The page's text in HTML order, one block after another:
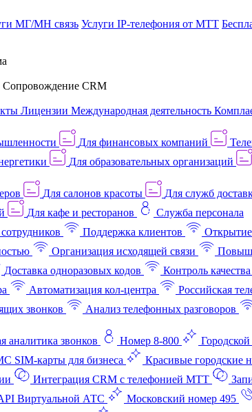
МГ/МН связь Услуги IP-телефония от МТТ
Сопровождение CRM
Лицензии Международная деятельность
Для финансовых компаний
Для образовательных организаций
Для салонов красоты Для служб
Для кафе и ресторанов
Служба персонала
Поддержка клиентов
Организация исходящей связи
Доставка одноразовых кодов Контроль
Автоматизация кол-центра Российская
звонков Анализ телефонных разговоров
аналитика звонков Номер 8-800
SIM-карты для бизнеса
Красивые городские
Интеграция CRM с телефонией МТТ
Виртуальной АТС Московский номер 495